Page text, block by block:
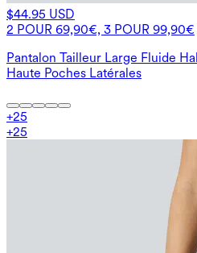
$44.95 USD
2 POUR 69,90€, 3 POUR 99,90€
Pantalon Tailleur Large Fluide
Haute Poches Latérales
+25
+25